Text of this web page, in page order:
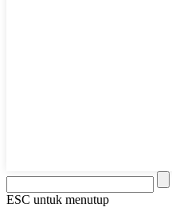
ESC untuk menutup